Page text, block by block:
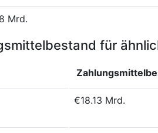
Mrd.
für
€18.13 Mrd.